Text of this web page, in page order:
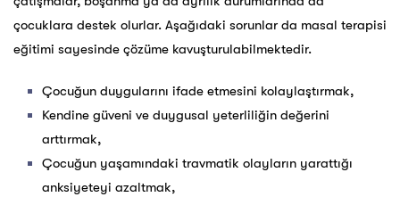
çocuklara destek olurlar. Aşağıdaki sorunlar da masal terapisi
eğitimi sayesinde çözüme kavuşturulabilmektedir.
Çocuğun duygularını ifade etmesini kolaylaştırmak,
Kendine güveni ve duygusal yeterliliğin değerini
arttırmak,
Çocuğun yaşamındaki travmatik olayların yarattığı
anksiyeteyi azaltmak,